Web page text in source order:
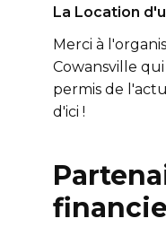
La Location
Merci à
Cowansville
permis de
d'ici !